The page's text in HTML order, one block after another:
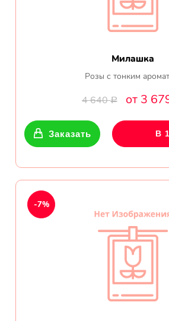
Милашка
Розы с тонким
4 640Р от 3
Заказать В
-7%